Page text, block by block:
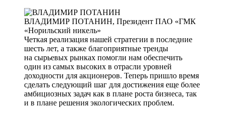
ВЛАДИМИР ПОТАНИН, Президент ПАО «ГМК
«Норильский никель»
Четкая реализация нашей стратегии в последние
шесть лет, а также благоприятные тренды
на сырьевых рынках помогли нам обеспечить
один из самых высоких в отрасли уровней
доходности для акционеров. Теперь пришло время
сделать следующий шаг для достижения еще более
амбициозных задач как в плане роста бизнеса, так
и в плане решения экологических проблем.